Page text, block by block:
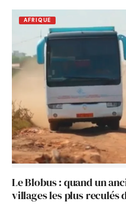
AFRIQUE
Le Blobus : quand un
villages les plus reculés